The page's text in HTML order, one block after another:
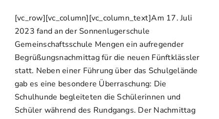
[vc_row][vc_column][vc_column_text]Am 17. Juli
2023 fand an der Sonnenlugerschule
Gemeinschaftsschule Mengen ein aufregender
Begrüßungsnachmittag für die neuen Fünftklässler
statt. Neben einer Führung über das Schulgelände
gab es eine besondere Überraschung: Die
Schulhunde begleiteten die Schülerinnen und
Schüler während des Rundgangs. Der Nachmittag